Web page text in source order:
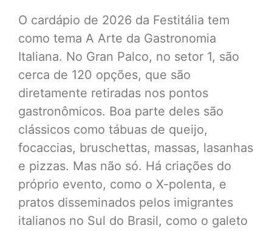
O cardápio de 2026 da Festitália tem
como tema A Arte da Gastronomia
Italiana. No Gran Palco, no setor 1, são
cerca de 120 opções, que são
diretamente retiradas nos pontos
gastronômicos. Boa parte deles são
clássicos como tábuas de queijo,
focaccias, bruschettas, massas, lasanhas
e pizzas. Mas não só. Há criações do
próprio evento, como o X-polenta, e
pratos disseminados pelos imigrantes
italianos no Sul do Brasil, como o galeto